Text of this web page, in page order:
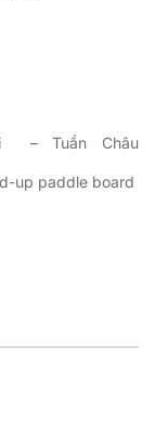
–
Tuần Châu
up paddle board